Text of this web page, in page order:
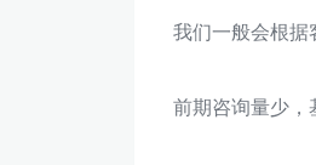
我们一般会根据
前期咨询量少，